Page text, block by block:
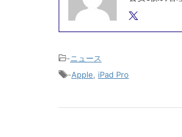
-ニュース
-Apple, iPad Pro